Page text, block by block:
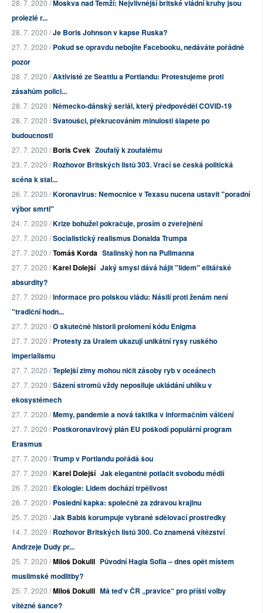
28. 7. 2020 /Moskva nad Temží: Nejvlivnější britské vládní kruhy jsou
prolezlé r...
28. 7. 2020 /Je Boris Johnson v kapse Ruska?
27. 7. 2020 /Pokud se opravdu nebojíte Facebooku, nedáváte pořádně
pozor
28. 7. 2020 /Aktivisté ze Seattlu a Portlandu: Protestujeme proti
zásahům polici...
28. 7. 2020 /Německo-dánský seriál, který předpověděl COVID-19
28. 7. 2020 /Svatoušci, překrucováním minulosti šlapete po
budoucnosti
27. 7. 2020 /Boris Cvek Zoufalý k zoufalému
23. 7. 2020 /Rozhovor Britských listů 303. Vrací se česká politická
scéna k stal...
26. 7. 2020 /Koronavirus: Nemocnice v Texasu nucena ustavit "poradní
výbor smrti"
24. 7. 2020 /Krize bohužel pokračuje, prosím o zveřejnění
27. 7. 2020 /Socialistický realismus Donalda Trumpa
27. 7. 2020 /Tomáš Korda Stalinský hon na Pullmanna
27. 7. 2020 /Karel Dolejší Jaký smysl dává hájit "lidem" elitářské
absurdity?
27. 7. 2020 /Informace pro polskou vládu: Násilí proti ženám není
"tradiční hodn...
27. 7. 2020 /O skutečné historii prolomení kódu Enigma
27. 7. 2020 /Protesty za Uralem ukazují unikátní rysy ruského
imperialismu
27. 7. 2020 /Teplejší zimy mohou ničit zásoby ryb v oceánech
27. 7. 2020 /Sázení stromů vždy neposiluje ukládání uhlíku v
ekosystémech
27. 7. 2020 /Memy, pandemie a nová taktika v informačním válčení
27. 7. 2020 /Postkoronavirový plán EU poškodí populární program
Erasmus
27. 7. 2020 /Trump v Portlandu pořádá šou
27. 7. 2020 /Karel Dolejší Jak elegantně potlačit svobodu médií
26. 7. 2020 /Ekologie: Lidem dochází trpělivost
26. 7. 2020 /Poslední kapka: společně za zdravou krajinu
25. 7. 2020 /Jak Babiš korumpuje vybrané sdělovací prostředky
14. 7. 2020 /Rozhovor Britských listů 300. Co znamená vítězství
Andrzeje Dudy pr...
25. 7. 2020 /Miloš Dokulil Původní Hagia Sofia – dnes opět místem
muslimské modlitby?
25. 7. 2020 /Miloš Dokulil Má teď v ČR „pravice“ pro příští volby
vítězné šance?